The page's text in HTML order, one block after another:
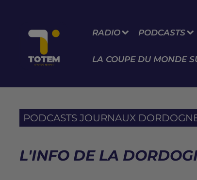
RADIO PODCASTS
LA COUPE DU MONDE
PODCASTS JOURNAUX
L'INFO DE LA